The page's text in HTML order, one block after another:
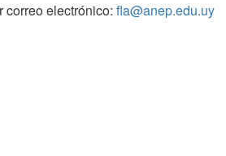
correo electrónico: fla@anep.edu.uy